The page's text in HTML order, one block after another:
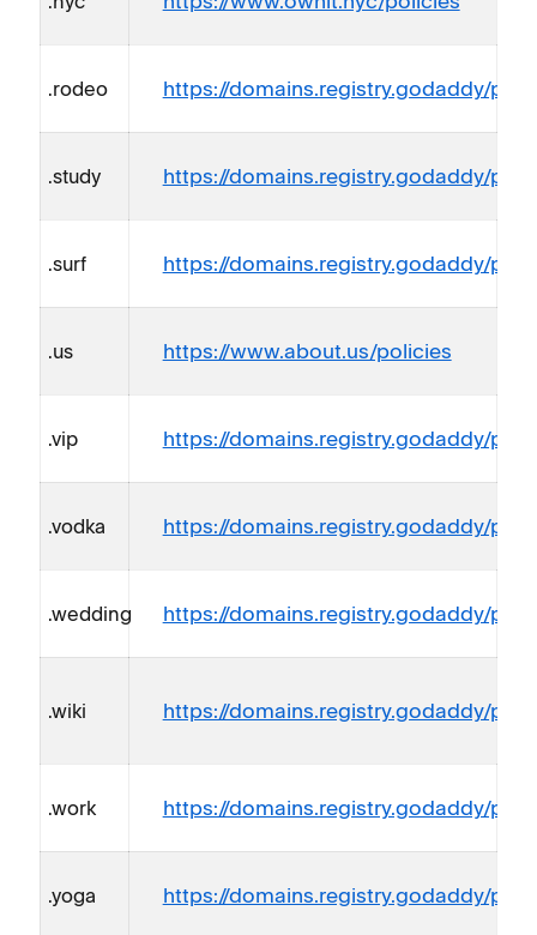
.rodeo https://domains.registry.godaddy/
.study https://domains.registry.godaddy/
.surf https://domains.registry.godaddy/
.us https://www.about.us/policies
.vip https://domains.registry.godaddy/
.vodka https://domains.registry.godaddy/
.wedding https://domains.registry.godaddy/
.wiki https://domains.registry.godaddy/
.work https://domains.registry.godaddy/
.yoga https://domains.registry.godaddy/